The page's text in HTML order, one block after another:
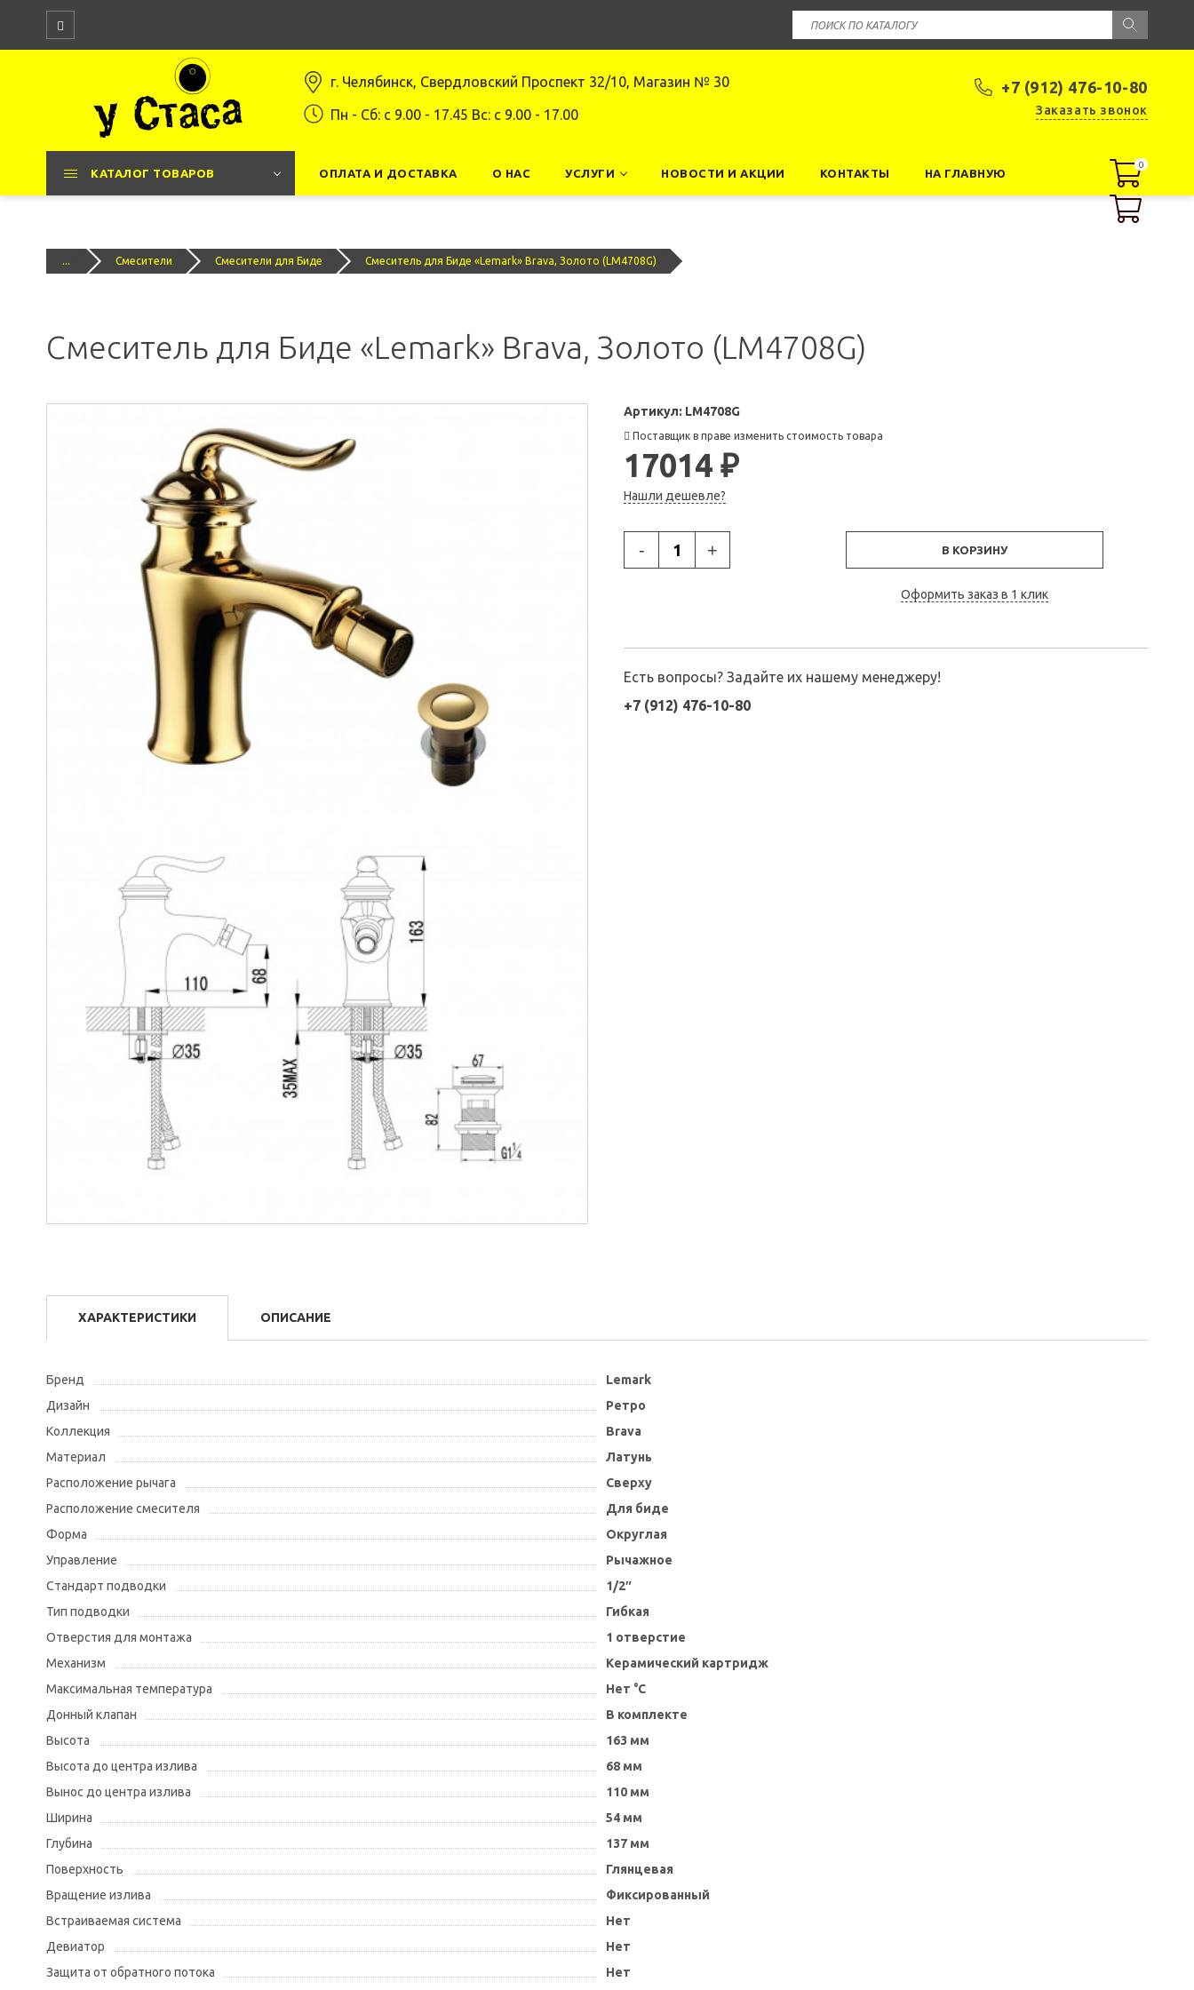
+7 (912) 476-10-80
Заказать звонок
г. Челябинск, Свердловский Проспект 32/10, Магазин № 30
Пн - Сб: c 9.00 - 17.45 Вс: c 9.00 - 17.00
КАТАЛОГ ТОВАРОВ ОПЛАТА И ДОСТАВКА О НАС УСЛУГИ НОВОСТИ И АКЦИИ КОНТАКТЫ НА ГЛАВНУЮ
0
0
... Смесители Смесители для Биде Смеситель для Биде «Lemark» Brava, Золото (LM4708G)
Смеситель для Биде «Lemark» Brava, Золото (LM4708G)
Артикул: LM4708G
Поставщик в праве изменить стоимость товара
17014 ₽
Нашли дешевле?
- + В КОРЗИНУ
Оформить заказ в 1 клик
Есть вопросы? Задайте их нашему менеджеру!
+7 (912) 476-10-80
ХАРАКТЕРИСТИКИ ОПИСАНИЕ
Бренд
Lemark
Дизайн
Ретро
Коллекция
Brava
Материал
Латунь
Расположение рычага
Сверху
Расположение смесителя
Для биде
Форма
Округлая
Управление
Рычажное
Стандарт подводки
1/2″
Тип подводки
Гибкая
Отверстия для монтажа
1 отверстие
Механизм
Керамический картридж
Максимальная температура
Нет °C
Донный клапан
В комплекте
Высота
163 мм
Высота до центра излива
68 мм
Вынос до центра излива
110 мм
Ширина
54 мм
Глубина
137 мм
Поверхность
Глянцевая
Вращение излива
Фиксированный
Встраиваемая система
Нет
Девиатор
Нет
Защита от обратного потока
Нет